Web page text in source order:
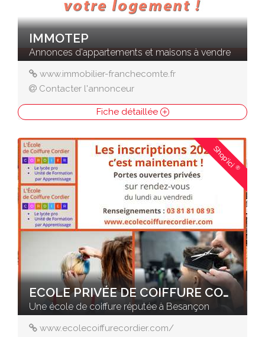
IMMOTEP
Annonces d'appartements et maisons à vendre
www.immobilier-franchecomte.fr
Contacter l'annonceur
Fiche détaillée
Shop'ici®
ECOLE PRIVÉE DE COIFFURE CORDIER
Une école de coiffure réputée à Besançon
www.ecolecoiffurecordier.com/